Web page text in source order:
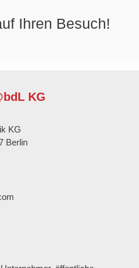
Ihren Besuch!
KG
KG
Berlin